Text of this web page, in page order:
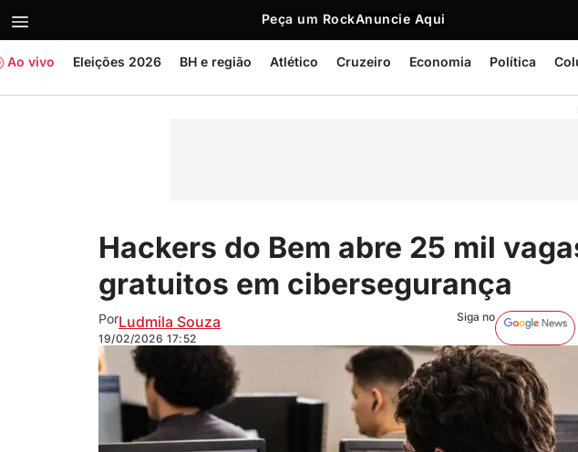
Peça um RockAnuncie Aqui
Ao vivo Eleições 2026 BH e região Atlético Cruzeiro Economia Política
Hackers do Bem abre 25 mil
gratuitos em cibersegurança
PorLudmila Souza
19/02/2026 17:52
Siga no